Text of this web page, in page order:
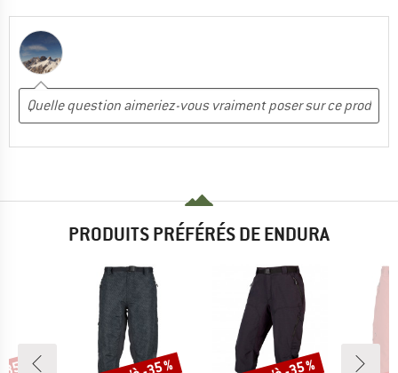
PRODUITS PRÉFÉRÉS DE ENDURA